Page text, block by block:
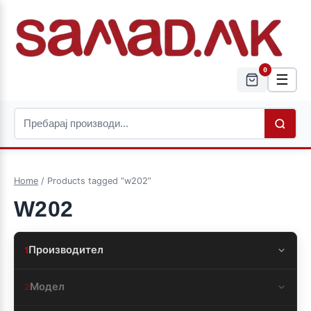
0
☰
Home / Products tagged “w202”
W202
1Производител
2Модел